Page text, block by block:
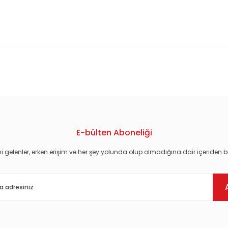
E-bülten Aboneliği
gelenler, erken erişim ve her şey yolunda olup olmadığına dair içeriden